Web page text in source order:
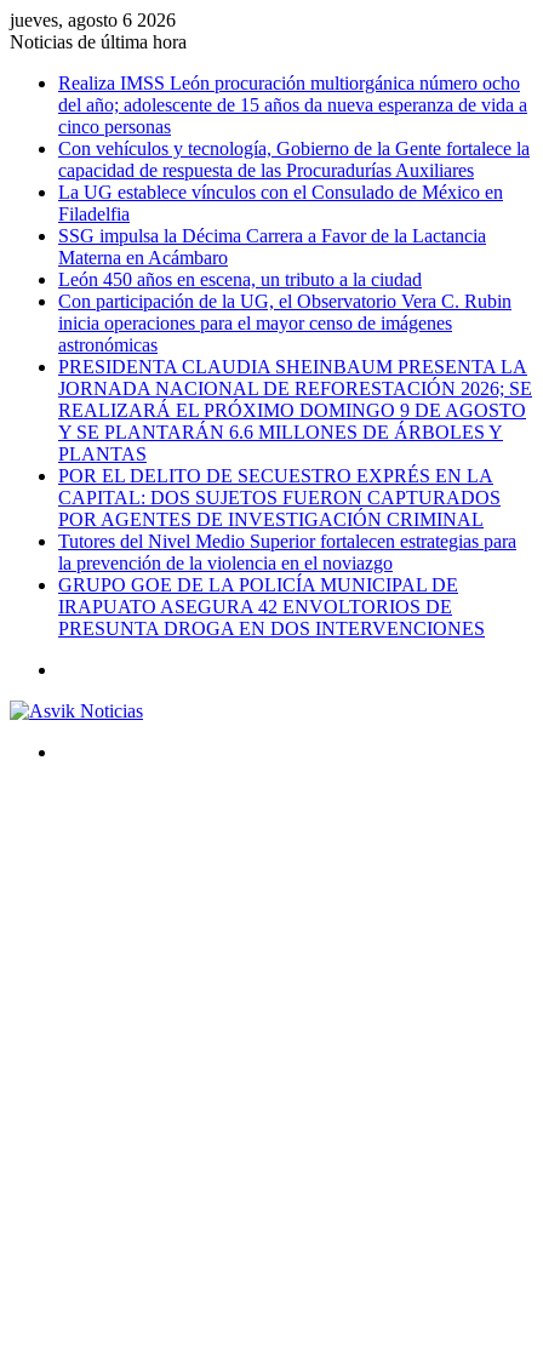
jueves, agosto 6 2026
Noticias de última hora
Realiza IMSS León procuración multiorgánica número ocho
del año; adolescente de 15 años da nueva esperanza de vida a
cinco personas
Con vehículos y tecnología, Gobierno de la Gente fortalece la
capacidad de respuesta de las Procuradurías Auxiliares
La UG establece vínculos con el Consulado de México en
Filadelfia
SSG impulsa la Décima Carrera a Favor de la Lactancia
Materna en Acámbaro
León 450 años en escena, un tributo a la ciudad
Con participación de la UG, el Observatorio Vera C. Rubin
inicia operaciones para el mayor censo de imágenes
astronómicas
PRESIDENTA CLAUDIA SHEINBAUM PRESENTA LA
JORNADA NACIONAL DE REFORESTACIÓN 2026; SE
REALIZARÁ EL PRÓXIMO DOMINGO 9 DE AGOSTO
Y SE PLANTARÁN 6.6 MILLONES DE ÁRBOLES Y
PLANTAS
POR EL DELITO DE SECUESTRO EXPRÉS EN LA
CAPITAL: DOS SUJETOS FUERON CAPTURADOS
POR AGENTES DE INVESTIGACIÓN CRIMINAL
Tutores del Nivel Medio Superior fortalecen estrategias para
la prevención de la violencia en el noviazgo
GRUPO GOE DE LA POLICÍA MUNICIPAL DE
IRAPUATO ASEGURA 42 ENVOLTORIOS DE
PRESUNTA DROGA EN DOS INTERVENCIONES